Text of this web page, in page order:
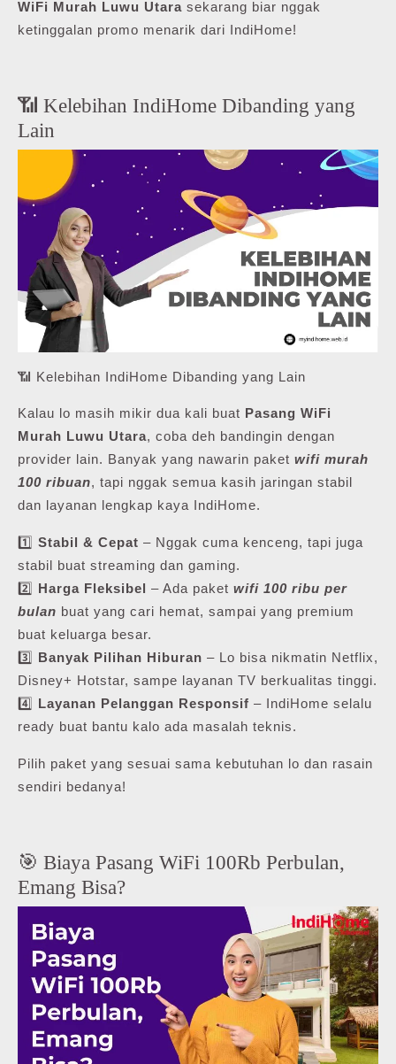
WiFi Murah Luwu Utara sekarang biar nggak
ketinggalan promo menarik dari IndiHome!
📶 Kelebihan IndiHome Dibanding yang
Lain
📶 Kelebihan IndiHome Dibanding yang Lain
Kalau lo masih mikir dua kali buat Pasang WiFi
Murah Luwu Utara, coba deh bandingin dengan
provider lain. Banyak yang nawarin paket wifi murah
100 ribuan, tapi nggak semua kasih jaringan stabil
dan layanan lengkap kaya IndiHome.
1️⃣ Stabil & Cepat – Nggak cuma kenceng, tapi juga
stabil buat streaming dan gaming.
2️⃣ Harga Fleksibel – Ada paket wifi 100 ribu per
bulan buat yang cari hemat, sampai yang premium
buat keluarga besar.
3️⃣ Banyak Pilihan Hiburan – Lo bisa nikmatin Netflix,
Disney+ Hotstar, sampe layanan TV berkualitas tinggi.
4️⃣ Layanan Pelanggan Responsif – IndiHome selalu
ready buat bantu kalo ada masalah teknis.
Pilih paket yang sesuai sama kebutuhan lo dan rasain
sendiri bedanya!
🎯 Biaya Pasang WiFi 100Rb Perbulan,
Emang Bisa?